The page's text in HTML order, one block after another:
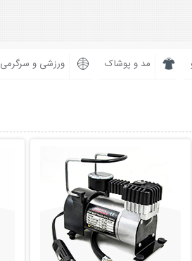
مد و پوشاک ورزشی و سرگرمی